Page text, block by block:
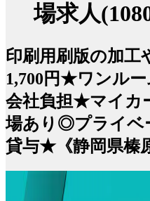
場求人
印刷用刷版の加工
1,700円★ワンル
会社負担★マイカ
場あり◎プライベ
貸与★《静岡県榛